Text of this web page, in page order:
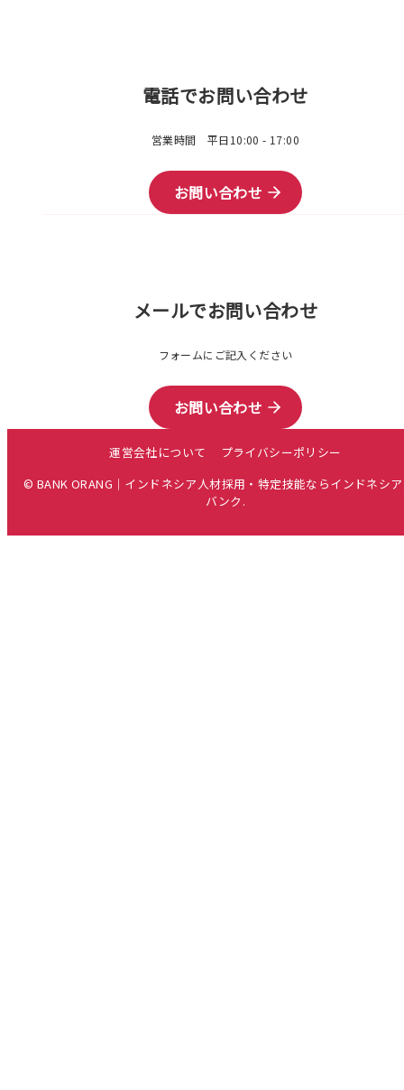
電話でお問い合わせ
営業時間 平日10:00 - 17:00
お問い合わせ
メールでお問い合わせ
フォームにご記入ください
お問い合わせ
運営会社について
プライバシーポリシー
© BANK ORANG｜インドネシア人材採用・特定技能ならインドネシ
バンク.